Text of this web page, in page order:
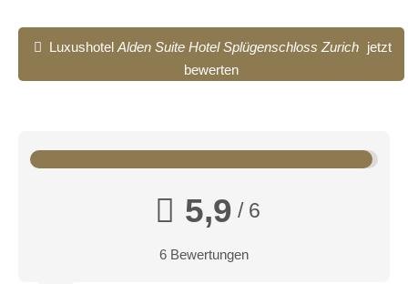
LuxushotelAlden Suite Hotel Splügenschloss Zurich jetzt
bewerten
5,9 / 6
6 Bewertungen